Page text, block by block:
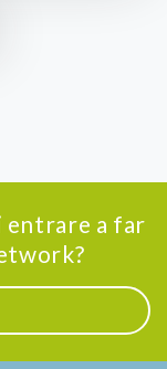
entrare a far